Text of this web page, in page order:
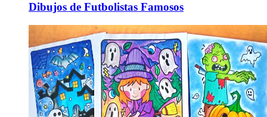
Dibujos de Futbolistas Famosos